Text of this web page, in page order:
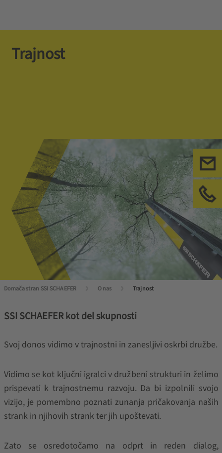
Trajnost
Domača stran SSI SCHAEFER O nas Trajnost
SSI SCHAEFER kot del skupnosti
Svoj donos vidimo v trajnostni in zanesljivi oskrbi družbe.
Vidimo se kot ključni igralci v družbeni strukturi in želimo
prispevati k trajnostnemu razvoju. Da bi izpolnili svojo
vizijo, je pomembno poznati zunanja pričakovanja naših
strank in njihovih strank ter jih upoštevati.
Zato se osredotočamo na odprt in reden dialog,